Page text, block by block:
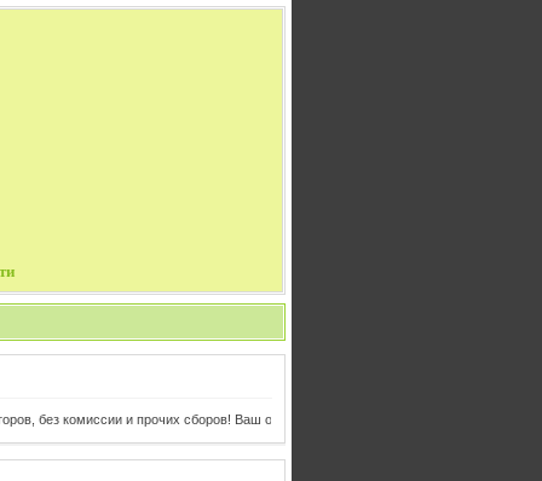
и прочих сборов! Ваш отдых и авиабилеты в одном клике от Вас!